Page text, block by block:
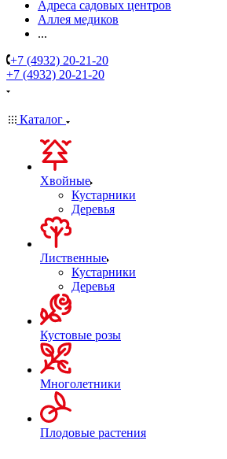
Адреса садовых центров
Аллея медиков
...
+7 (4932) 20-21-20
+7 (4932) 20-21-20
Каталог
Хвойные
Кустарники
Деревья
Лиственные
Кустарники
Деревья
Кустовые розы
Многолетники
Плодовые растения